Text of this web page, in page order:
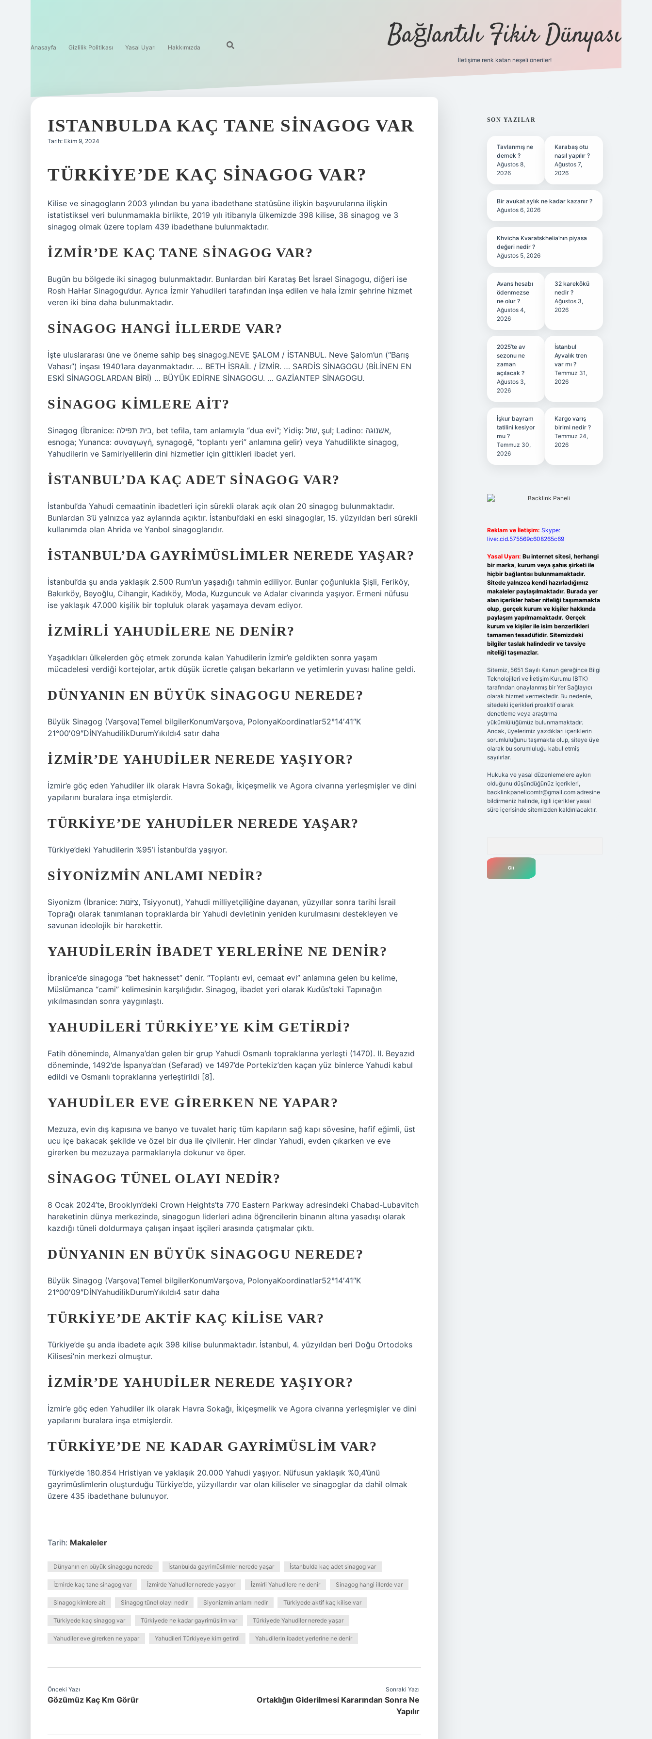
Anasayfa Gizlilik Politikası Yasal Uyarı Hakkımızda Bağlantılı Fikir Dünyası
İletişime renk katan neşeli öneriler!
ISTANBULDA KAÇ TANE SINAGOG VAR
Tarih: Ekim 9, 2024
TÜRKIYE’DE KAÇ SINAGOG VAR?
Kilise ve sinagogların 2003 yılından bu yana ibadethane statüsüne ilişkin başvurularına ilişkin
istatistiksel veri bulunmamakla birlikte, 2019 yılı itibarıyla ülkemizde 398 kilise, 38 sinagog ve 3
sinagog olmak üzere toplam 439 ibadethane bulunmaktadır.
İZMIR’DE KAÇ TANE SINAGOG VAR?
Bugün bu bölgede iki sinagog bulunmaktadır. Bunlardan biri Karataş Bet İsrael Sinagogu, diğeri ise
Rosh HaHar Sinagogu’dur. Ayrıca İzmir Yahudileri tarafından inşa edilen ve hala İzmir şehrine hizmet
veren iki bina daha bulunmaktadır.
SINAGOG HANGI ILLERDE VAR?
İşte uluslararası üne ve öneme sahip beş sinagog.NEVE ŞALOM / İSTANBUL. Neve Şalom’un (“Barış
Vahası”) inşası 1940’lara dayanmaktadır. … BETH İSRAİL / İZMİR. … SARDİS SİNAGOGU (BİLİNEN EN
ESKİ SİNAGOGLARDAN BİRİ) … BÜYÜK EDİRNE SİNAGOGU. … GAZİANTEP SİNAGOGU.
SINAGOG KIMLERE AIT?
Sinagog (İbranice: בית תפילה, bet tefila, tam anlamıyla “dua evi”; Yidiş: שול, şul; Ladino: אשנוגה,
esnoga; Yunanca: συναγωγή, synagogē, “toplantı yeri” anlamına gelir) veya Yahudilikte sinagog,
Yahudilerin ve Samiriyelilerin dini hizmetler için gittikleri ibadet yeri.
İSTANBUL’DA KAÇ ADET SINAGOG VAR?
İstanbul’da Yahudi cemaatinin ibadetleri için sürekli olarak açık olan 20 sinagog bulunmaktadır.
Bunlardan 3’ü yalnızca yaz aylarında açıktır. İstanbul’daki en eski sinagoglar, 15. yüzyıldan beri sürekli
kullanımda olan Ahrida ve Yanbol sinagoglarıdır.
İSTANBUL’DA GAYRIMÜSLIMLER NEREDE YAŞAR?
İstanbul’da şu anda yaklaşık 2.500 Rum’un yaşadığı tahmin ediliyor. Bunlar çoğunlukla Şişli, Feriköy,
Bakırköy, Beyoğlu, Cihangir, Kadıköy, Moda, Kuzguncuk ve Adalar civarında yaşıyor. Ermeni nüfusu
ise yaklaşık 47.000 kişilik bir topluluk olarak yaşamaya devam ediyor.
İZMIRLI YAHUDILERE NE DENIR?
Yaşadıkları ülkelerden göç etmek zorunda kalan Yahudilerin İzmir’e geldikten sonra yaşam
mücadelesi verdiği kortejolar, artık düşük ücretle çalışan bekarların ve yetimlerin yuvası haline geldi.
DÜNYANIN EN BÜYÜK SINAGOGU NEREDE?
Büyük Sinagog (Varşova)Temel bilgilerKonumVarşova, PolonyaKoordinatlar52°14′41″K
21°00′09″DİNYahudilikDurumYıkıldı4 satır daha
İZMIR’DE YAHUDILER NEREDE YAŞIYOR?
İzmir’e göç eden Yahudiler ilk olarak Havra Sokağı, İkiçeşmelik ve Agora civarına yerleşmişler ve dini
yapılarını buralara inşa etmişlerdir.
TÜRKIYE’DE YAHUDILER NEREDE YAŞAR?
Türkiye’deki Yahudilerin %95’i İstanbul’da yaşıyor.
SIYONIZMIN ANLAMI NEDIR?
Siyonizm (İbranice: צִיּוֹנוּת, Tsiyyonut), Yahudi milliyetçiliğine dayanan, yüzyıllar sonra tarihi İsrail
Toprağı olarak tanımlanan topraklarda bir Yahudi devletinin yeniden kurulmasını destekleyen ve
savunan ideolojik bir harekettir.
YAHUDILERIN IBADET YERLERINE NE DENIR?
İbranice’de sinagoga “bet haknesset” denir. “Toplantı evi, cemaat evi” anlamına gelen bu kelime,
Müslümanca “cami” kelimesinin karşılığıdır. Sinagog, ibadet yeri olarak Kudüs’teki Tapınağın
yıkılmasından sonra yaygınlaştı.
YAHUDILERI TÜRKIYE’YE KIM GETIRDI?
Fatih döneminde, Almanya’dan gelen bir grup Yahudi Osmanlı topraklarına yerleşti (1470). II. Beyazıd
döneminde, 1492’de İspanya’dan (Sefarad) ve 1497’de Portekiz’den kaçan yüz binlerce Yahudi kabul
edildi ve Osmanlı topraklarına yerleştirildi [8].
YAHUDILER EVE GIRERKEN NE YAPAR?
Mezuza, evin dış kapısına ve banyo ve tuvalet hariç tüm kapıların sağ kapı sövesine, hafif eğimli, üst
ucu içe bakacak şekilde ve özel bir dua ile çivilenir. Her dindar Yahudi, evden çıkarken ve eve
girerken bu mezuzaya parmaklarıyla dokunur ve öper.
SINAGOG TÜNEL OLAYI NEDIR?
8 Ocak 2024’te, Brooklyn’deki Crown Heights’ta 770 Eastern Parkway adresindeki Chabad-Lubavitch
hareketinin dünya merkezinde, sinagogun liderleri adına öğrencilerin binanın altına yasadışı olarak
kazdığı tüneli doldurmaya çalışan inşaat işçileri arasında çatışmalar çıktı.
DÜNYANIN EN BÜYÜK SINAGOGU NEREDE?
Büyük Sinagog (Varşova)Temel bilgilerKonumVarşova, PolonyaKoordinatlar52°14′41″K
21°00′09″DİNYahudilikDurumYıkıldı4 satır daha
TÜRKIYE’DE AKTIF KAÇ KILISE VAR?
Türkiye’de şu anda ibadete açık 398 kilise bulunmaktadır. İstanbul, 4. yüzyıldan beri Doğu Ortodoks
Kilisesi’nin merkezi olmuştur.
İZMIR’DE YAHUDILER NEREDE YAŞIYOR?
İzmir’e göç eden Yahudiler ilk olarak Havra Sokağı, İkiçeşmelik ve Agora civarına yerleşmişler ve dini
yapılarını buralara inşa etmişlerdir.
TÜRKIYE’DE NE KADAR GAYRIMÜSLIM VAR?
Türkiye’de 180.854 Hristiyan ve yaklaşık 20.000 Yahudi yaşıyor. Nüfusun yaklaşık %0,4’ünü
gayrimüslimlerin oluşturduğu Türkiye’de, yüzyıllardır var olan kiliseler ve sinagoglar da dahil olmak
üzere 435 ibadethane bulunuyor.
Tarih: Makaleler
Dünyanın en büyük sinagogu nerede İstanbulda gayrimüslimler nerede yaşar İstanbulda kaç adet sinagog var
İzmirde kaç tane sinagog var İzmirde Yahudiler nerede yaşıyor İzmirli Yahudilere ne denir Sinagog hangi illerde var
Sinagog kimlere ait Sinagog tünel olayı nedir Siyonizmin anlamı nedir Türkiyede aktif kaç kilise var
Türkiyede kaç sinagog var Türkiyede ne kadar gayrimüslim var Türkiyede Yahudiler nerede yaşar
Yahudiler eve girerken ne yapar Yahudileri Türkiyeye kim getirdi Yahudilerin ibadet yerlerine ne denir
Önceki Yazı
Gözümüz Kaç Km Görür
Sonraki Yazı
Ortaklığın Giderilmesi Kararından Sonra Ne
Yapılır
SIDEBAR
SON YAZILAR
Tavlanmış ne
demek ?
Ağustos 8,
2026
Karabaş otu
nasıl yapılır ?
Ağustos 7,
2026
Bir avukat aylık ne kadar kazanır ?
Ağustos 6, 2026
Khvicha Kvaratskhelia’nın piyasa
değeri nedir ?
Ağustos 5, 2026
Avans hesabı
ödenmezse
ne olur ?
Ağustos 4,
2026
32 karekökü
nedir ?
Ağustos 3,
2026
2025’te av
sezonu ne
zaman
açılacak ?
Ağustos 3,
2026
İstanbul
Ayvalık tren
var mı ?
Temmuz 31,
2026
İşkur bayram
tatilini kesiyor
mu ?
Temmuz 30,
2026
Kargo varış
birimi nedir ?
Temmuz 24,
2026
Reklam ve İletişim: Skype:
live:.cid.575569c608265c69
Yasal Uyarı: Bu internet sitesi, herhangi
bir marka, kurum veya şahıs şirketi ile
hiçbir bağlantısı bulunmamaktadır.
Sitede yalnızca kendi hazırladığımız
makaleler paylaşılmaktadır. Burada yer
alan içerikler haber niteliği taşımamakta
olup, gerçek kurum ve kişiler hakkında
paylaşım yapılmamaktadır. Gerçek
kurum ve kişiler ile isim benzerlikleri
tamamen tesadüfidir. Sitemizdeki
bilgiler taslak halindedir ve tavsiye
niteliği taşımazlar.
Sitemiz, 5651 Sayılı Kanun gereğince Bilgi
Teknolojileri ve İletişim Kurumu (BTK)
tarafından onaylanmış bir Yer Sağlayıcı
olarak hizmet vermektedir. Bu nedenle,
sitedeki içerikleri proaktif olarak
denetleme veya araştırma
yükümlülüğümüz bulunmamaktadır.
Ancak, üyelerimiz yazdıkları içeriklerin
sorumluluğunu taşımakta olup, siteye üye
olarak bu sorumluluğu kabul etmiş
sayılırlar.
Hukuka ve yasal düzenlemelere aykırı
olduğunu düşündüğünüz içerikleri,
backlinkpanelicomtr@gmail.comadresine
bildirmeniz halinde, ilgili içerikler yasal
süre içerisinde sitemizden kaldırılacaktır.